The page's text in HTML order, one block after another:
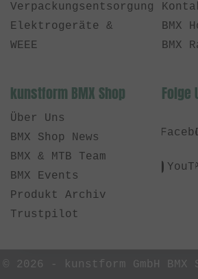
Verpackungsentsorgung
Elektrogeräte &
WEEE
BMX
BMX
kunstform BMX Shop
Über Uns
BMX Shop News
BMX & MTB Team
BMX Events
Produkt Archiv
Trustpilot
Folge
© 2026 - kunstform GmbH